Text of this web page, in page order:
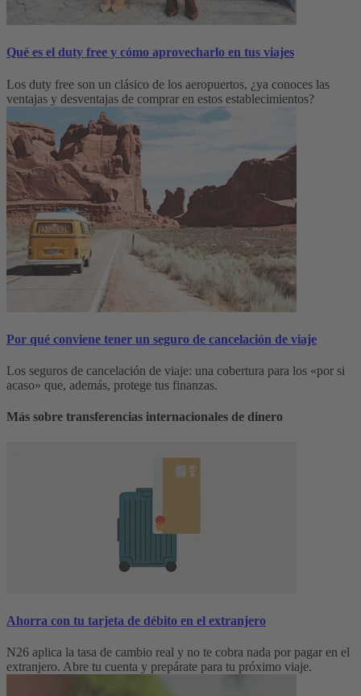
Qué es el duty free y cómo aprovecharlo en tus viajes
Los duty free son un clásico de los aeropuertos, ¿ya conoces las
ventajas y desventajas de comprar en estos establecimientos?
Por qué conviene tener un seguro de cancelación de viaje
Los seguros de cancelación de viaje: una cobertura para los «por si
acaso» que, además, protege tus finanzas.
Más sobre transferencias internacionales de dinero
Ahorra con tu tarjeta de débito en el extranjero
N26 aplica la tasa de cambio real y no te cobra nada por pagar en el
extranjero. Abre tu cuenta y prepárate para tu próximo viaje.